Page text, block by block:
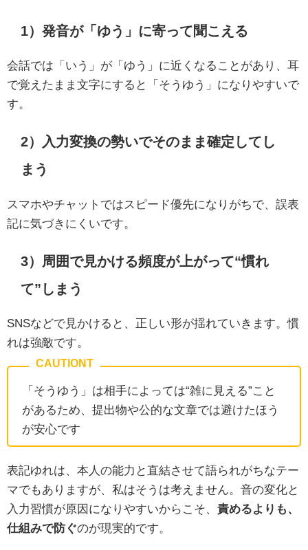
1）発音が「ゆう」に寄って聞こえる
会話では「いう」が「ゆう」に近くなることがあり、耳
で覚えたまま文字にすると「そうゆう」になりやすいで
す。
2）入力変換の勢いでそのまま確定してし
まう
スマホやチャットではスピード優先になりがちで、誤表
記に気づきにくいです。
3）周囲で見かける頻度が上がって“慣れ
て”しまう
SNSなどで見かけると、正しい形が揺れていきます。慣
れは強敵です。
「そうゆう」は相手によっては“雑に見える”こと
があるため、提出物や公的な文章では避けたほう
が安心です
表記ゆれは、本人の能力と直結させて語られがちなテー
マでもありますが、私はそうは考えません。音の変化と
入力習慣が原因になりやすいからこそ、 責めるよりも、
仕組みで防ぐのが現実的です。